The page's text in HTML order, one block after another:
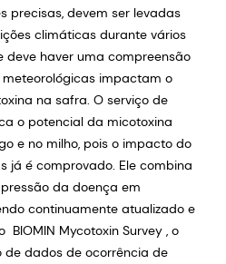
precisas, devem ser levadas
climáticas durante vários
deve haver uma compreensão
impactam o
na safra. O serviço de
o potencial da micotoxina
e no milho, pois o impacto do
já é comprovado. Ele combina
da doença em
continuamente atualizado e
Mycotoxin Survey , o
dados de ocorrência de